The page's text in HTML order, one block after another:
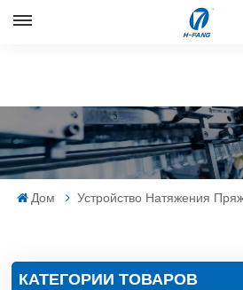
Русский
Español
Дом Устройство Натяжения
КАТЕГОРИИ ТОВАРОВ